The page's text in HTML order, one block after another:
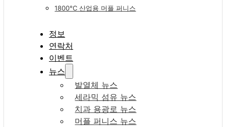
1800°C 산업용 머플 퍼니스
정보
연락처
이벤트
뉴스
발열체 뉴스
세라믹 섬유 뉴스
치과 용광로 뉴스
머플 퍼니스 뉴스